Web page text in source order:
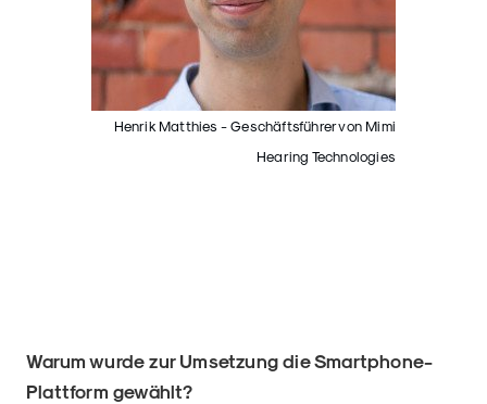
Henrik Matthies - Geschäftsführer von Mimi
Hearing Technologies
Warum wurde zur Umsetzung die Smartphone-
Plattform gewählt?